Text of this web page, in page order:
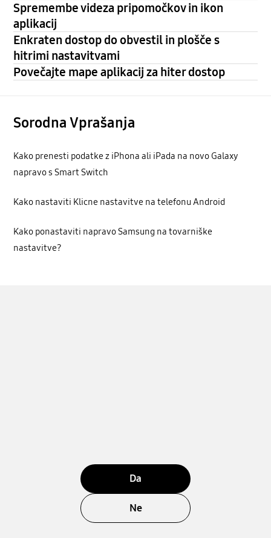
Spremembe videza pripomočkov in ikon
aplikacij
Enkraten dostop do obvestil in plošče s
hitrimi nastavitvami
Povečajte mape aplikacij za hiter dostop
Sorodna Vprašanja
Kako prenesti podatke z iPhona ali iPada na novo Galaxy
napravo s Smart Switch
Kako nastaviti Klicne nastavitve na telefonu Android
Kako ponastaviti napravo Samsung na tovarniške
nastavitve?
Da
Ne